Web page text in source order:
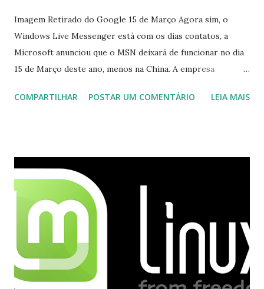
Imagem Retirado do Google 15 de Março Agora sim, o
Windows Live Messenger está com os dias contatos, a
Microsoft anunciou que o MSN deixará de funcionar no dia
15 de Março deste ano, menos na China. A empresa
integrado com o serviço do MSN, segundo a empresa, os
o Windows Live (assim como muitos profissionais de TI) ,
mesmo na versão para Linux, claro, sempre existem outras
opções e o Pidgin, que se mostra como opção.
COMPARTILHAR POSTAR UM COMENTÁRIO LEIA MAIS